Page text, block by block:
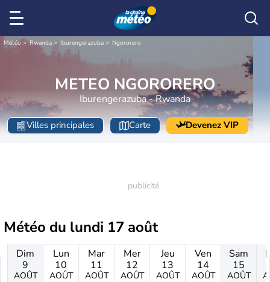
Météo Rwanda Iburengerazuba Ngororero
METEO NGORORERO
Iburengerazuba - Rwanda
Villes principales Carte Devenez VIP
Météo du lundi 17 août
Dim
9
AOÛT
Lun
10
AOÛT
Mar
11
AOÛT
Mer
12
AOÛT
Jeu
13
AOÛT
Ven
14
AOÛT
Sam
15
AOÛT